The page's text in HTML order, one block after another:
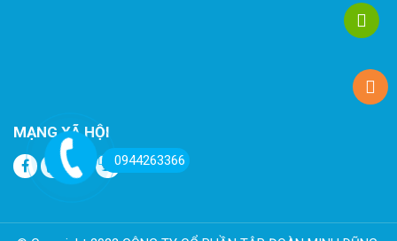
0944263366
MẠNG XÃ HỘI